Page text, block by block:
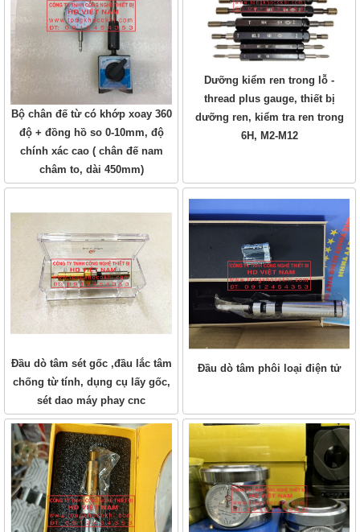
Bộ chân đế từ có khớp xoay 360
độ + đồng hồ so 0-10mm, độ
chính xác cao ( chân đế nam
châm to, dài 450mm)
Dưỡng kiểm ren trong lỗ -
thread plus gauge, thiết bị
dưỡng ren, kiểm tra ren trong
6H, M2-M12
Đầu dò tâm sét gốc ,đầu lắc tâm
chống từ tính, dụng cụ lấy gốc,
sét dao máy phay cnc
Đầu dò tâm phôi loại điện tử